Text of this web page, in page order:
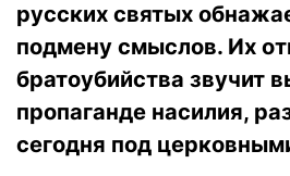
русских святых
подмену смыслов. Их
братоубийства звучит
пропаганде насилия,
сегодня под